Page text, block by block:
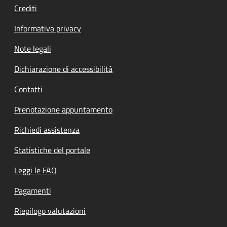
Crediti
Informativa privacy
Note legali
Dichiarazione di accessibilità
Contatti
Prenotazione appuntamento
Richiedi assistenza
Statistiche del portale
Leggi le FAQ
Pagamenti
Riepilogo valutazioni